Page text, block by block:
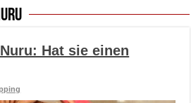
Hat sie einen